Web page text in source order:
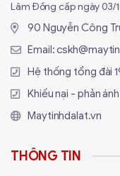
Lâm Đồng cấp ngày 03/
90 Nguyễn Công
Email:
Hệ thống tổng đài
Khiếu nại - phản ánh
Maytinhdalat.vn
THÔNG TIN